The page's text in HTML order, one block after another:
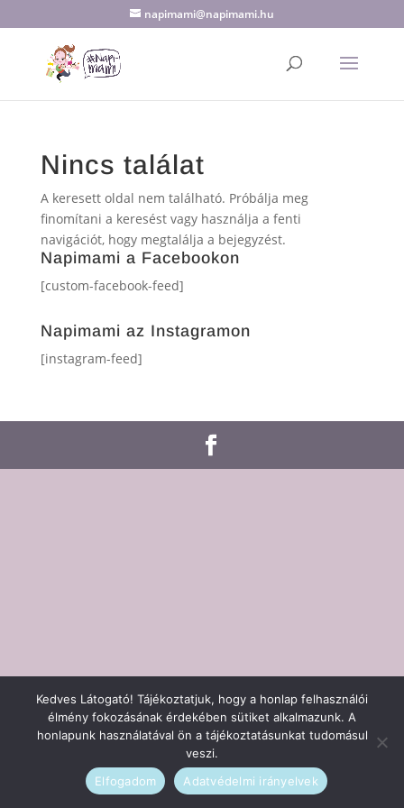
napimami@napimami.hu
Nincs találat
A keresett oldal nem található. Próbálja meg
finomítani a keresést vagy használja a fenti
navigációt, hogy megtalálja a bejegyzést.
Napimami a Facebookon
[custom-facebook-feed]
Napimami az Instagramon
[instagram-feed]
Kedves Látogató! Tájékoztatjuk, hogy a honlap felhasználói
élmény fokozásának érdekében sütiket alkalmazunk. A
honlapunk használatával ön a tájékoztatásunkat tudomásul
veszi.
Elfogadom
Adatvédelmi irányelvek